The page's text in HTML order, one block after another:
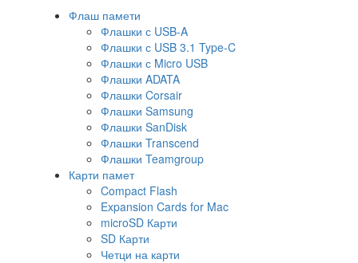
Флаш памети
Флашки с USB-A
Флашки с USB 3.1 Type-C
Флашки с Micro USB
Флашки ADATA
Флашки Corsair
Флашки Samsung
Флашки SanDisk
Флашки Transcend
Флашки Teamgroup
Карти памет
Compact Flash
Expansion Cards for Mac
microSD Карти
SD Карти
Четци на карти